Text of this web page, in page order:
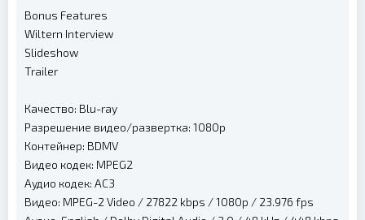
Bonus Features
Wiltern Interview
Slideshow
Trailer
Качество: Blu-ray
Разрешение видео/развертка: 1080p
Контейнер: BDMV
Видео кодек: MPEG2
Аудио кодек: AC3
Видео: MPEG-2 Video / 27822 kbps / 1080p / 23.976 fps